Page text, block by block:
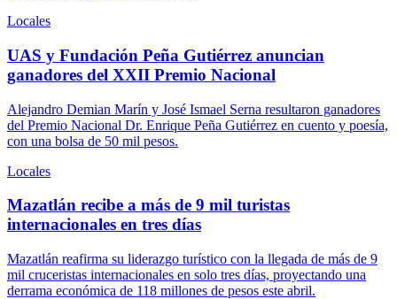
Locales
UAS y Fundación Peña Gutiérrez anuncian
ganadores del XXII Premio Nacional
Alejandro Demian Marín y José Ismael Serna resultaron ganadores
del Premio Nacional Dr. Enrique Peña Gutiérrez en cuento y poesía,
con una bolsa de 50 mil pesos.
Locales
Mazatlán recibe a más de 9 mil turistas
internacionales en tres días
Mazatlán reafirma su liderazgo turístico con la llegada de más de 9
mil cruceristas internacionales en solo tres días, proyectando una
derrama económica de 118 millones de pesos este abril.